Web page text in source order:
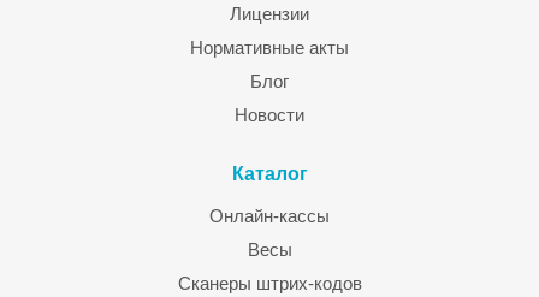
Лицензии
Нормативные акты
Блог
Новости
Каталог
Онлайн-кассы
Весы
Сканеры штрих-кодов